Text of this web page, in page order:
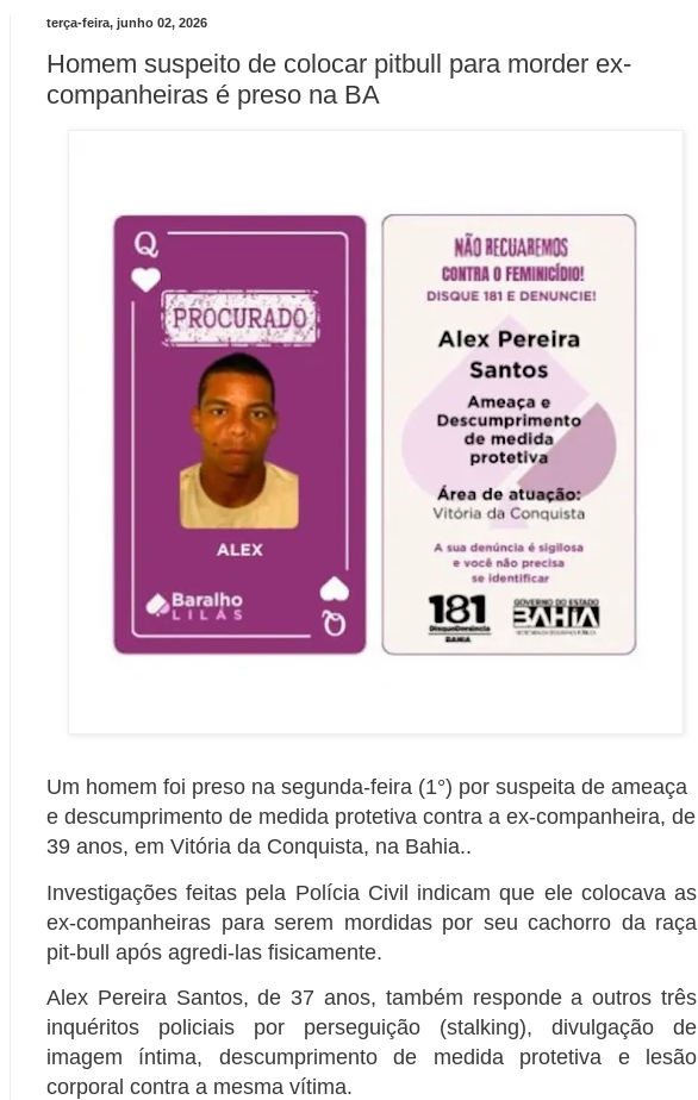
terça-feira, junho 02, 2026
Homem suspeito de colocar pitbull para morder ex-
companheiras é preso na BA
Um homem foi preso na segunda-feira (1°) por suspeita de ameaça
e descumprimento de medida protetiva contra a ex-companheira, de
39 anos, em Vitória da Conquista, na Bahia..
Investigações feitas pela Polícia Civil indicam que ele colocava as
ex-companheiras para serem mordidas por seu cachorro da raça
pit-bull após agredi-las fisicamente.
Alex Pereira Santos, de 37 anos, também responde a outros três
inquéritos policiais por perseguição (stalking), divulgação de
imagem íntima, descumprimento de medida protetiva e lesão
corporal contra a mesma vítima.